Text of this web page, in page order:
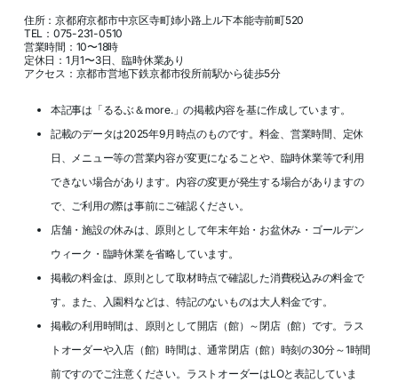
住所：京都府京都市中京区寺町姉小路上ル下本能寺前町520
TEL：075-231-0510
営業時間：10〜18時
定休日：1月1〜3日、臨時休業あり
アクセス：京都市営地下鉄京都市役所前駅から徒歩5分
本記事は「るるぶ＆more.」の掲載内容を基に作成しています。
記載のデータは2025年9月時点のものです。料金、営業時間、定休
日、メニュー等の営業内容が変更になることや、臨時休業等で利用
できない場合があります。内容の変更が発生する場合がありますの
で、ご利用の際は事前にご確認ください。
店舗・施設の休みは、原則として年末年始・お盆休み・ゴールデン
ウィーク・臨時休業を省略しています。
掲載の料金は、原則として取材時点で確認した消費税込みの料金で
す。また、入園料などは、特記のないものは大人料金です。
掲載の利用時間は、原則として開店（館）～閉店（館）です。ラス
トオーダーや入店（館）時間は、通常閉店（館）時刻の30分～1時間
前ですのでご注意ください。ラストオーダーはLOと表記していま